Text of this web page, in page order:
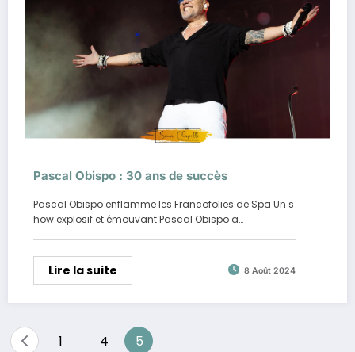
Pascal Obispo : 30 ans de succès
Pascal Obispo enflamme les Francofolies de Spa Un s
how explosif et émouvant Pascal Obispo a…
Lire la suite 8 Août 2024
Pagination
1 4 5